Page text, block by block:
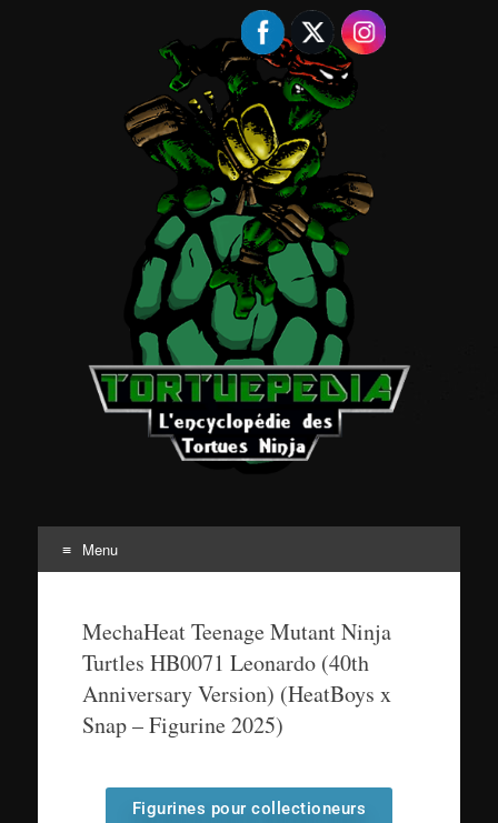
Menu
MechaHeat Teenage Mutant Ninja
Turtles HB0071 Leonardo (40th
Anniversary Version) (HeatBoys x
Snap – Figurine 2025)
Figurines pour collectioneurs